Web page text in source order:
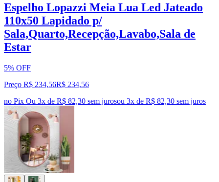
Espelho Lopazzi Meia Lua Led Jateado
110x50 Lapidado p/
Sala,Quarto,Recepção,Lavabo,Sala de
Estar
5% OFF
Preço R$ 234,56R$ 234,56
no Pix Ou 3x de R$ 82,30 sem jurosou 3x de R$ 82,30 sem juros